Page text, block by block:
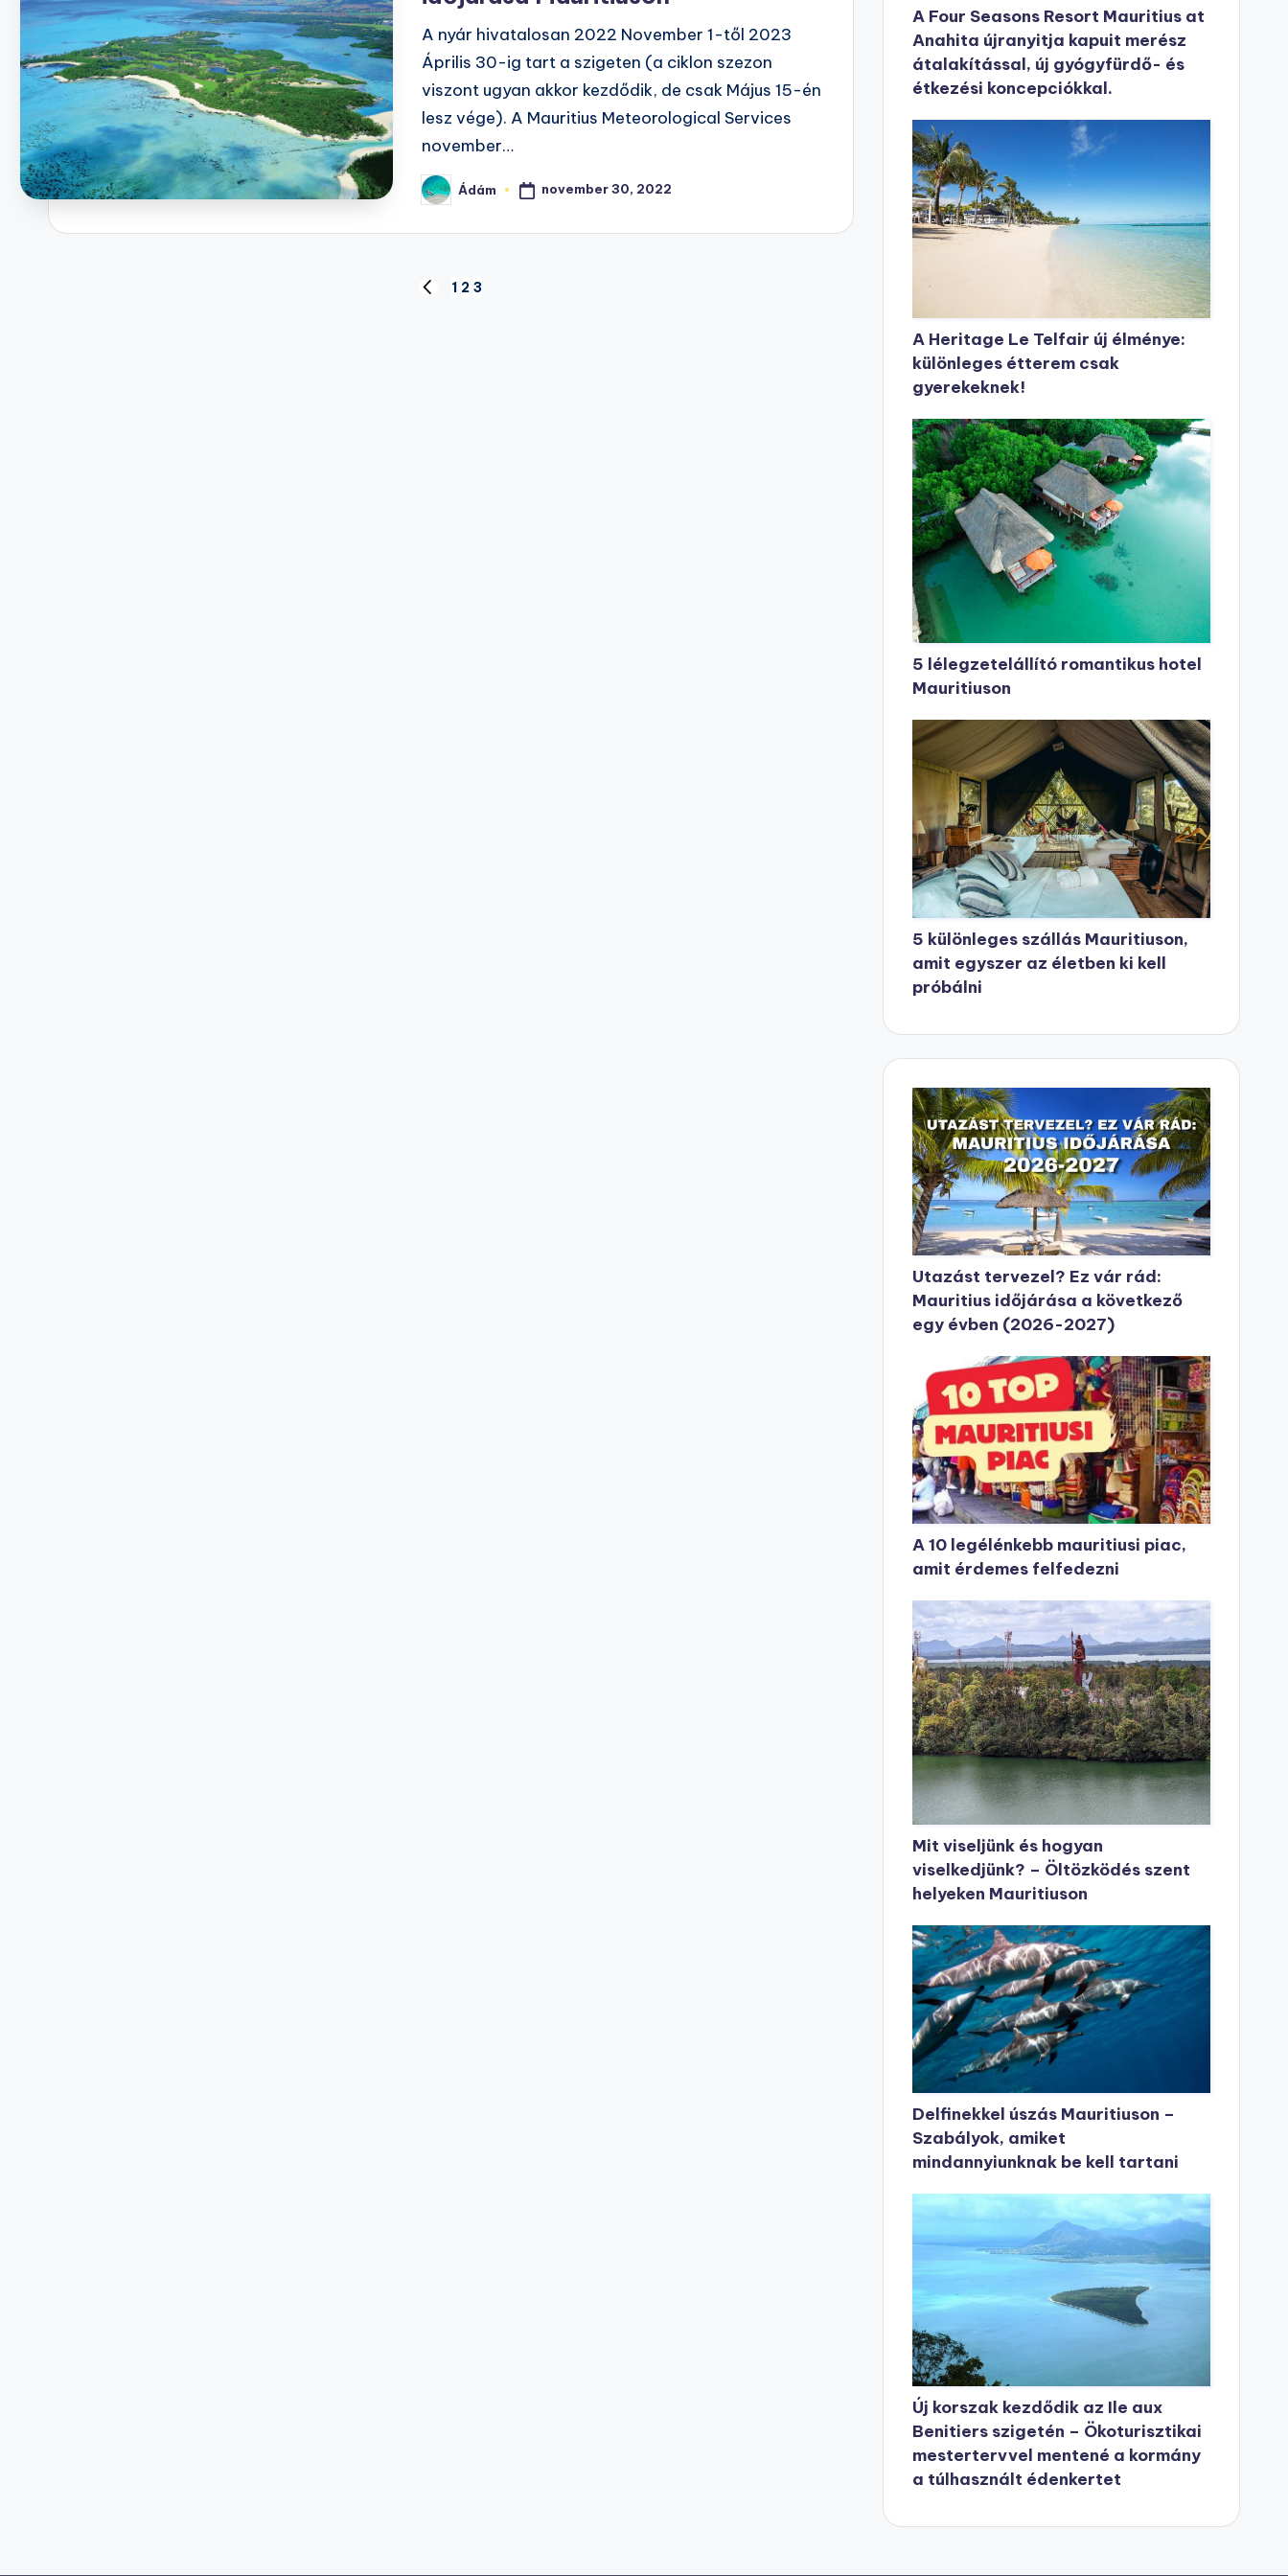
A nyár hivatalosan 2022 November 1-től 2023
Április 30-ig tart a szigeten (a ciklon szezon
viszont ugyan akkor kezdődik, de csak Május 15-én
lesz vége). A Mauritius Meteorological Services
november…
Posted
by
Ádám november 30, 2022
PREVIOUS
1 2 3
A Four Seasons Resort Mauritius at
Anahita újranyitja kapuit merész
átalakítással, új gyógyfürdő- és
étkezési koncepciókkal.
A Heritage Le Telfair új élménye:
különleges étterem csak
gyerekeknek!
5 lélegzetelállító romantikus hotel
Mauritiuson
5 különleges szállás Mauritiuson,
amit egyszer az életben ki kell
próbálni
Utazást tervezel? Ez vár rád:
Mauritius időjárása a következő
egy évben (2026-2027)
A 10 legélénkebb mauritiusi piac,
amit érdemes felfedezni
Mit viseljünk és hogyan
viselkedjünk? – Öltözködés szent
helyeken Mauritiuson
Delfinekkel úszás Mauritiuson –
Szabályok, amiket
mindannyiunknak be kell tartani
Új korszak kezdődik az Ile aux
Benitiers szigetén – Ökoturisztikai
mestertervvel mentené a kormány
a túlhasznált édenkertet